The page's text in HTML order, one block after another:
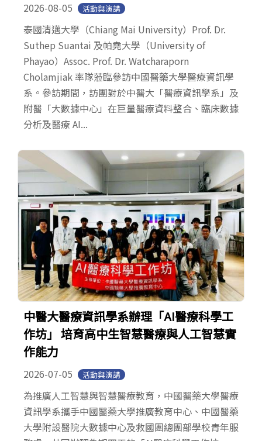
2026-08-05 活動與演講
泰國清邁大學（Chiang Mai University）Prof. Dr.
Suthep Suantai 及帕堯大學（University of
Phayao）Assoc. Prof. Dr. Watcharaporn
Cholamjiak 率隊蒞臨參訪中國醫藥大學醫療資訊學
系。參訪期間，訪團對於中醫大「醫療資訊學系」及
附醫「大數據中心」在巨量醫療資料整合、臨床數據
分析及醫療 AI...
中醫大醫療資訊學系辦理「AI醫療科學工
作坊」 培育高中生智慧醫療與人工智慧實
作能力
2026-07-05 活動與演講
為推廣人工智慧與智慧醫療教育，中國醫藥大學醫療
資訊學系攜手中國醫藥大學推廣教育中心、中國醫藥
大學附設醫院大數據中心及救國團總團部學校青年服